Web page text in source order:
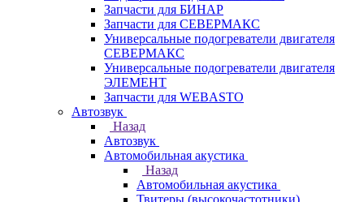
Запчасти для БИНАР
Запчасти для СЕВЕРМАКС
Универсальные подогреватели двигателя
СЕВЕРМАКС
Универсальные подогреватели двигателя
ЭЛЕМЕНТ
Запчасти для WEBASTO
Автозвук
Назад
Автозвук
Автомобильная акустика
Назад
Автомобильная акустика
Твитеры (высокочастотники)